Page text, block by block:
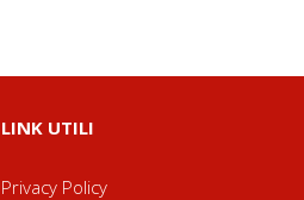
LINK UTILI
Privacy Policy